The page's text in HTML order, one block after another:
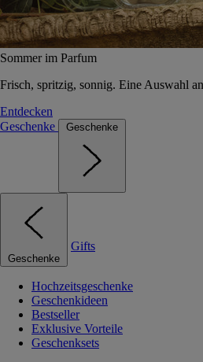
Sommer im Parfum
Frisch, spritzig, sonnig. Eine Auswahl
Entdecken
Geschenke
Geschenke
Geschenke
Gifts
Hochzeitsgeschenke
Geschenkideen
Bestseller
Exklusive Vorteile
Geschenksets